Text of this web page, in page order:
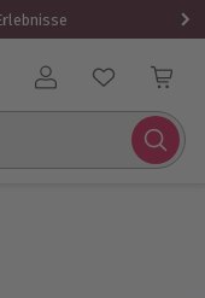
Benutzerkonto